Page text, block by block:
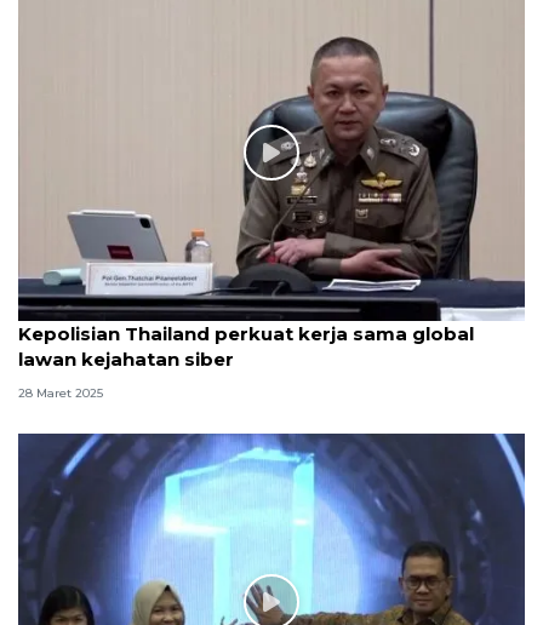
Kepolisian Thailand perkuat kerja sama global
lawan kejahatan siber
28 Maret 2025